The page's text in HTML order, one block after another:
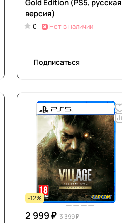
Gold Edition (PS5, русская
версия)
0 Нет в наличии
Подписаться
-12%
2 999 ₽ 3 399 ₽